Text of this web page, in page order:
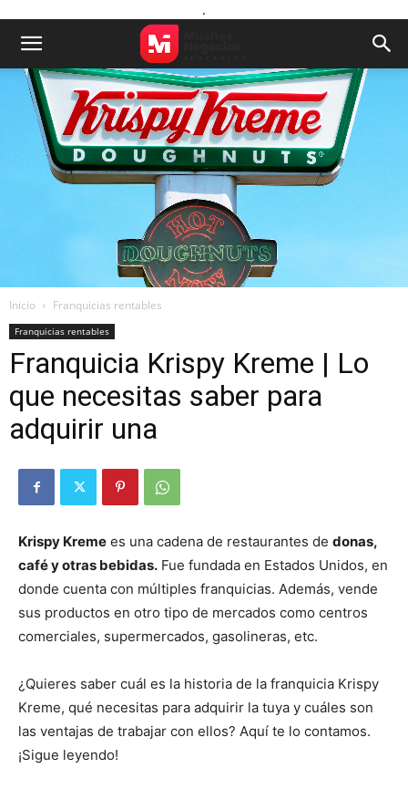
.
Inicio Franquicias rentables
Franquicias rentables
Franquicia Krispy Kreme | Lo
que necesitas saber para
adquirir una
Krispy Kreme es una cadena de restaurantes de donas,
café y otras bebidas. Fue fundada en Estados Unidos, en
donde cuenta con múltiples franquicias. Además, vende
sus productos en otro tipo de mercados como centros
comerciales, supermercados, gasolineras, etc.
¿Quieres saber cuál es la historia de la franquicia Krispy
Kreme, qué necesitas para adquirir la tuya y cuáles son
las ventajas de trabajar con ellos? Aquí te lo contamos.
¡Sigue leyendo!